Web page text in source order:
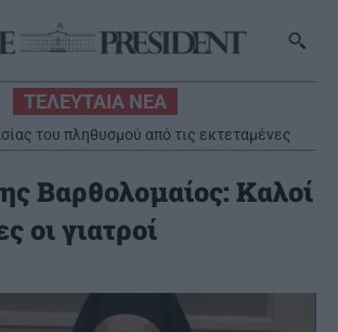
ΤΕΛΕΥΤΑΙΑ ΝΕΑ
του πληθυσμού από τις εκτεταμένες
πυρκαγιές
Βαρθολομαίος: Καλοί
οι γιατροί